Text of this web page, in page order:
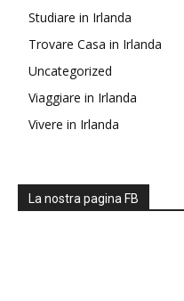
Studiare in Irlanda
Trovare Casa in Irlanda
Uncategorized
Viaggiare in Irlanda
Vivere in Irlanda
La nostra pagina FB